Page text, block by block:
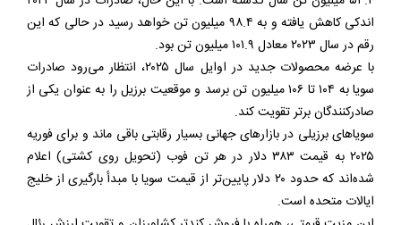
اندکی کاهش یافته و به ۹۸.۴ میلیون تن خواهد رسید در حالی که این
رقم در سال ۲۰۲۳ معادل ۱۰۱.۹ میلیون تن بود.
با عرضه محصولات جدید در اوایل سال ۲۰۲۵، انتظار می‌رود صادرات
سویا به ۱۰۴ تا ۱۰۶ میلیون تن برسد و موقعیت برزیل را به عنوان یکی از
صادرکنندگان برتر تقویت کند.
سویاهای برزیلی در بازارهای جهانی بسیار رقابتی باقی ماند و برای فوریه
۲۰۲۵ به قیمت ۳۸۳ دلار در هر تن فوب (تحویل روی کشتی) اعلام
شده‌اند که حدود ۲۰ دلار پایین‌تر از قیمت سويا با مبدأ بارگيرى از خلیج
ایالات متحده است.